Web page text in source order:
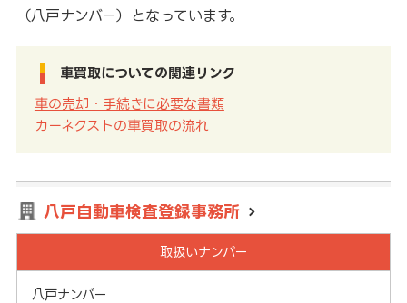
（八戸ナンバー）となっています。
車買取についての関連リンク
車の売却・手続きに必要な書類
カーネクストの車買取の流れ
八戸自動車検査登録事務所
取扱いナンバー
八戸ナンバー